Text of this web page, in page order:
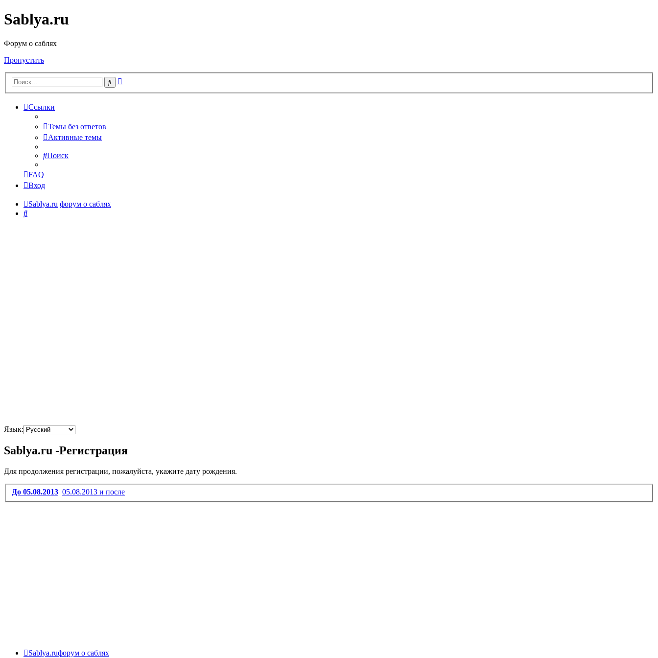
Sablya.ru
Форум о саблях
Пропустить
Поиск
Ссылки
Темы без ответов
Активные темы
Поиск
FAQ
Вход
Sablya.ru форум о саблях
Поиск
Язык:
Sablya.ru -Регистрация
Для продолжения регистрации, пожалуйста, укажите дату рождения.
До 05.08.2013 05.08.2013 и после
Sablya.ruфорум о саблях